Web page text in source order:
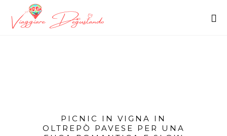
PICNIC IN VIGNA IN
OLTREPÒ PAVESE PER UNA